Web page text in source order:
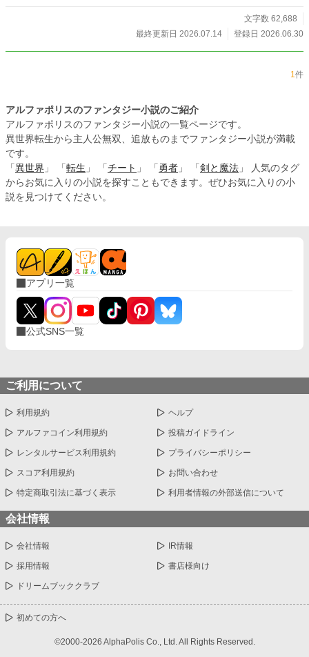
文字数 62,688
最終更新日 2026.07.14
登録日 2026.06.30
1件
アルファポリスのファンタジー小説のご紹介
アルファポリスのファンタジー小説の一覧ページです。
異世界転生から主人公無双、追放ものまでファンタジー小説が満載
です。
「 異世界 」 「 転生 」 「 チート 」 「 勇者 」 「 剣と魔法 」 人気のタグ
からお気に入りの小説を探すこともできます。ぜひお気に入りの小
説を見つけてください。
アプリ一覧
公式SNS一覧
ご利用について
利用規約 ヘルプ
アルファコイン利用規約 投稿ガイドライン
レンタルサービス利用規約 プライバシーポリシー
スコア利用規約 お問い合わせ
特定商取引法に基づく表示 利用者情報の外部送信について
会社情報
会社情報 IR情報
採用情報 書店様向け
ドリームブッククラブ
初めての方へ
©2000-2026 AlphaPolis Co., Ltd. All Rights Reserved.